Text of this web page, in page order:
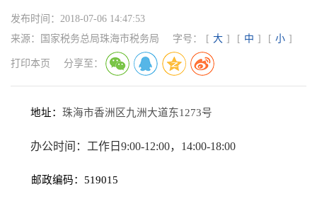
发布时间： 2018-07-06 14:47:53
来源：
国家税务总局珠海市税务局 字号： [ 大 ] [ 中 ] [ 小 ]
打印本页 分享至：
地址： 珠海市香洲区九洲大道东1273号
办公时间：工作日 9:00-12:00，14:00-18:00
邮政编码：519015